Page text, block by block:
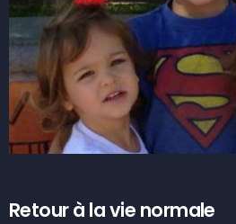
Retour à la vie normale